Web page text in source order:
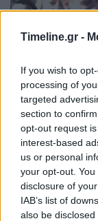
Timeline.gr -
If you wish to
processing of
targeted
section to
opt-out request
interest-based
us or personal
your opt-out.
disclosure of
IAB’s list of
also be
Μητσοτάκης
19:57 - 4 Ιουλίου
«Θέλω να
ελκυστικό